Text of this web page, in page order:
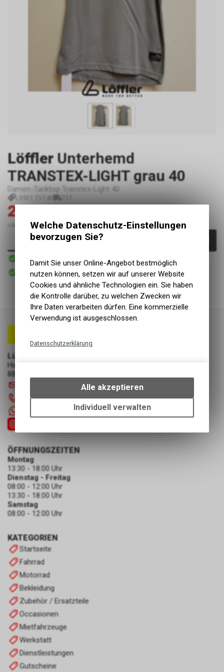
Löffler Unterhemd
TRANSTEX-LIGHT grau 40
Damen-Tanktop Transtex-Light 40
L3921 717 40 717
20.00
inkl. MwSt., zzgl.Versandkosten
In den Warenkorb
Versand
Abholung Lüscher Motor- & Bike World
Lüscher Motor- & Bike World
Hauptstrasse 29a
8867 Niederurnen
055 610 31 31
KATEGORIEN
Startseite
Fahrrad
Motorrad
Bekleidung
Zubehör / Ersatzteile
Occasionen
Mietfahrzeuge
Werkstatt
Dienstleistungen
Gutscheine
ÖFFNUNGSZEITEN
Montag
13:30 - 18:00 Uhr
Dienstag - Freitag
08:00 - 12:00 Uhr
13:30 - 18:00 Uhr
Samstag
08:00 - 12:00 Uhr
Welche Datenschutz-Einstellungen
bevorzugen Sie?
Damit Sie unser Online-Angebot bestmöglich
nutzen können, setzen wir auf unserer Website
Cookies und ähnliche Technologien ein. Sie haben
die Kontrolle darüber, zu welchen Zwecken wir
Ihre Daten verarbeiten dürfen. Eine kommerzielle
Verwendung ist ausgeschlossen.
Datenschutzerklärung
bestimmte Interaktionen und
Einstellungen auf Ihrem Gerät,
um die grundlegenden
Funktionen unseres Online-
Alle akzeptieren
Individuell verwalten